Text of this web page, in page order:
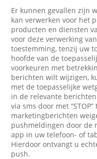
Er kunnen gevallen zijn
kan verwerken voor het
producten en diensten
voor deze verwerking
toestemming, tenzij uw
hoofde van de
voorkeuren met
berichten wilt wijzigen,
met de toepasselijke
in de relevante
via sms door met
marketingberichten
pushmeldingen door de
app in uw telefoon- of
Hierdoor ontvangt u
push.